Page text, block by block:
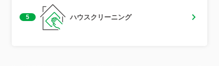
5 ハウスクリーニング